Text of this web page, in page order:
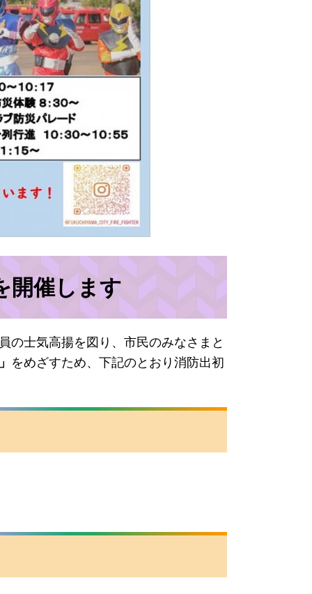
開催します
士気高揚を図り、市民のみなさまと
をめざすため、下記のとおり消防出初